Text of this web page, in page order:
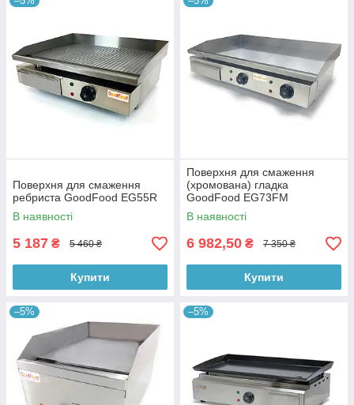
Поверхня для смаження
ребриста GoodFood EG55R
В наявності
5 187 ₴ 5 460 ₴
Купити
Поверхня для смаження
(хромована) гладка
GoodFood EG73FM
В наявності
6 982,50 ₴ 7 350 ₴
Купити
–5% –5%